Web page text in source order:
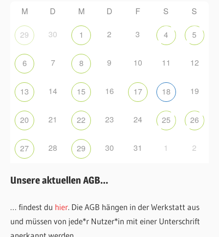
M D M D F S S
29 30 1 2 3 4 5
6 7 8 9 10 11 12
13 14 15 16 17 18 19
20 21 22 23 24 25 26
27 28 29 30 31 1 2
Unsere aktuellen AGB…
… findest du hier. Die AGB hängen in der Werkstatt aus
und müssen von jede*r Nutzer*in mit einer Unterschrift